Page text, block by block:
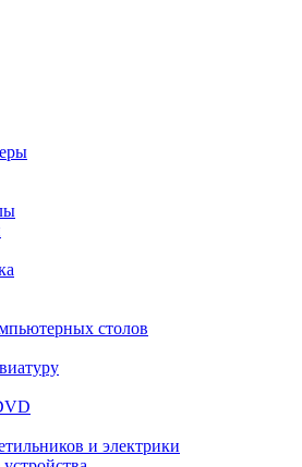
столов
и электрики